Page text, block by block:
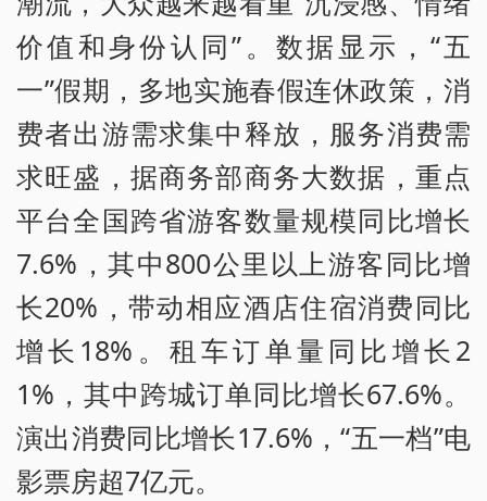
价值和身份认同”。数据显示，“五
一”假期，多地实施春假连休政策，消
费者出游需求集中释放，服务消费需
求旺盛，据商务部商务大数据，重点
平台全国跨省游客数量规模同比增长
7.6%，其中800公里以上游客同比增
长20%，带动相应酒店住宿消费同比
增长18%。租车订单量同比增长2
1%，其中跨城订单同比增长67.6%。
演出消费同比增长17.6%，“五一档”电
影票房超7亿元。